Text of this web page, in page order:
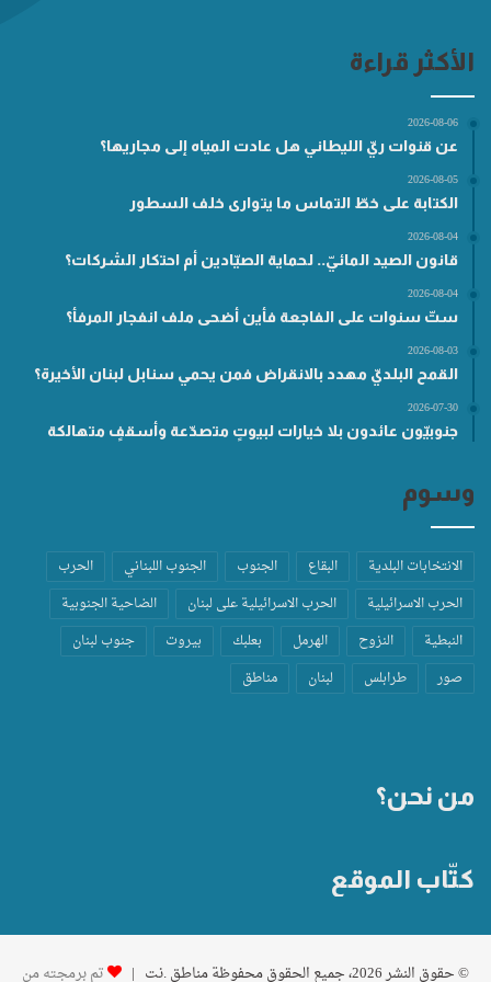
الأكثر قراءة
2026-08-06
عن قنوات ريّ الليطاني هل عادت المياه إلى مجاريها؟
2026-08-05
الكتابة على خطّ التماس ما يتوارى خلف السطور
2026-08-04
قانون الصيد المائيّ.. لحماية الصيّادين أم احتكار الشركات؟
2026-08-04
ستّ سنوات على الفاجعة فأين أضحى ملف انفجار المرفأ؟
2026-08-03
القمح البلديّ مهدد بالانقراض فمن يحمي سنابل لبنان الأخيرة؟
2026-07-30
جنوبيّون عائدون بلا خيارات لبيوتٍ متصدّعة وأسقفٍ متهالكة
وسوم
الانتخابات البلدية البقاع الجنوب الجنوب اللبناني
الحرب
الحرب الاسرائيلية
الحرب الاسرائيلية على لبنان
الضاحية الجنوبية
النبطية
النزوح الهرمل بعلبك بيروت
جنوب لبنان
صور
طرابلس لبنان مناطق
من نحن؟
كتّاب الموقع
© حقوق النشر 2026، جميع الحقوق محفوظة مناطق .نت | تم برمجته من